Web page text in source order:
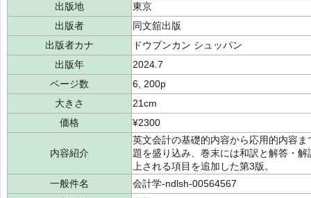
出版地
東京
出版者
同文舘出版
出版者カナ
ドウブンカン シュッパン
出版年
2024.7
ページ数
6, 200p
大きさ
21cm
価格
¥2300
内容紹介
英文会計の基礎的内容から応用的内容
題を盛り込み、巻末には和訳と解答・
上される項目を追加した第3版。
一般件名
会計学-ndlsh-00564567